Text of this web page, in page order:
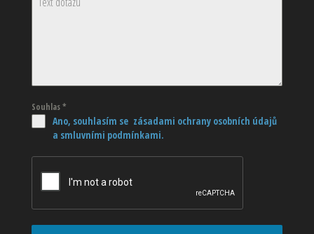
Souhlas*
Ano, souhlasím se zásadami ochrany osobních údajů
a smluvními podmínkami.